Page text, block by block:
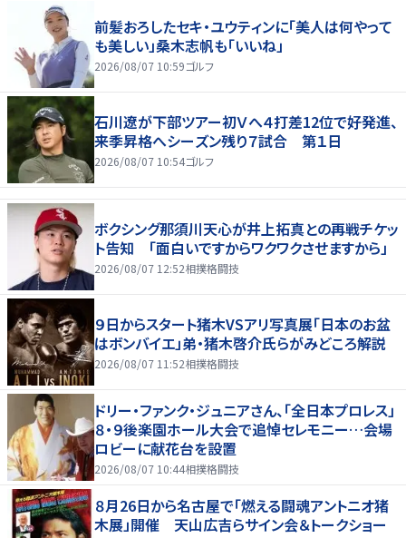
前髪おろしたセキ・ユウティンに「美人は何やって
も美しい」桑木志帆も「いいね」
2026/08/07 10:59ゴルフ
石川遼が下部ツアー初Ｖへ４打差12位で好発進、
来季昇格へシーズン残り７試合 第１日
2026/08/07 10:54ゴルフ
ボクシング那須川天心が井上拓真との再戦チケッ
ト告知 「面白いですからワクワクさせますから」
2026/08/07 12:52相撲格闘技
９日からスタート猪木VSアリ写真展「日本のお盆
はボンバイエ」弟・猪木啓介氏らがみどころ解説
2026/08/07 11:52相撲格闘技
ドリー・ファンク・ジュニアさん、「全日本プロレス」
８・９後楽園ホール大会で追悼セレモニー…会場
ロビーに献花台を設置
2026/08/07 10:44相撲格闘技
８月26日から名古屋で「燃える闘魂アントニオ猪
木展」開催 天山広吉らサイン会＆トークショー